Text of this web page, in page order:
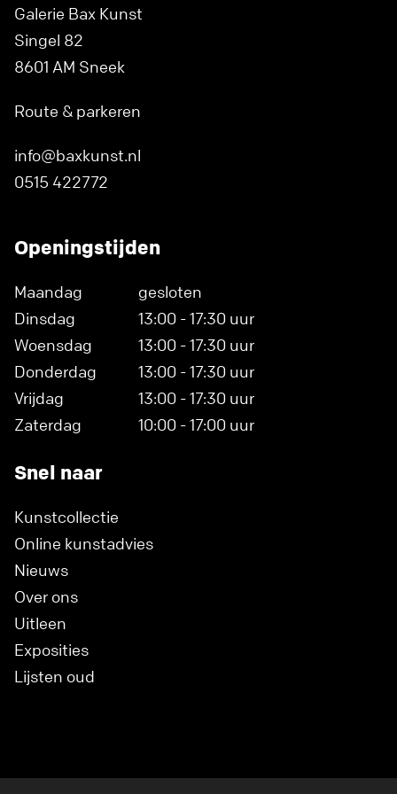
Galerie Bax Kunst
Singel 82
8601 AM Sneek
Route & parkeren
info@baxkunst.nl
0515 422772
Openingstijden
Maandag
gesloten
Dinsdag
13:00 - 17:30 uur
Woensdag
13:00 - 17:30 uur
Donderdag
13:00 - 17:30 uur
Vrijdag
13:00 - 17:30 uur
Zaterdag
10:00 - 17:00 uur
Snel naar
Kunstcollectie
Online kunstadvies
Nieuws
Over ons
Uitleen
Exposities
Lijsten oud